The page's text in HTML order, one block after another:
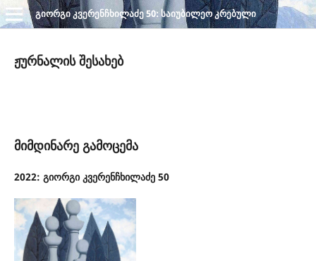
გიორგი კვერენჩხილაძე 50: საიუბილეო კრებული
ჟურნალის შესახებ
მიმდინარე გამოცემა
2022: გიორგი კვერენჩხილაძე 50